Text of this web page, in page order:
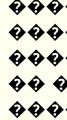
��